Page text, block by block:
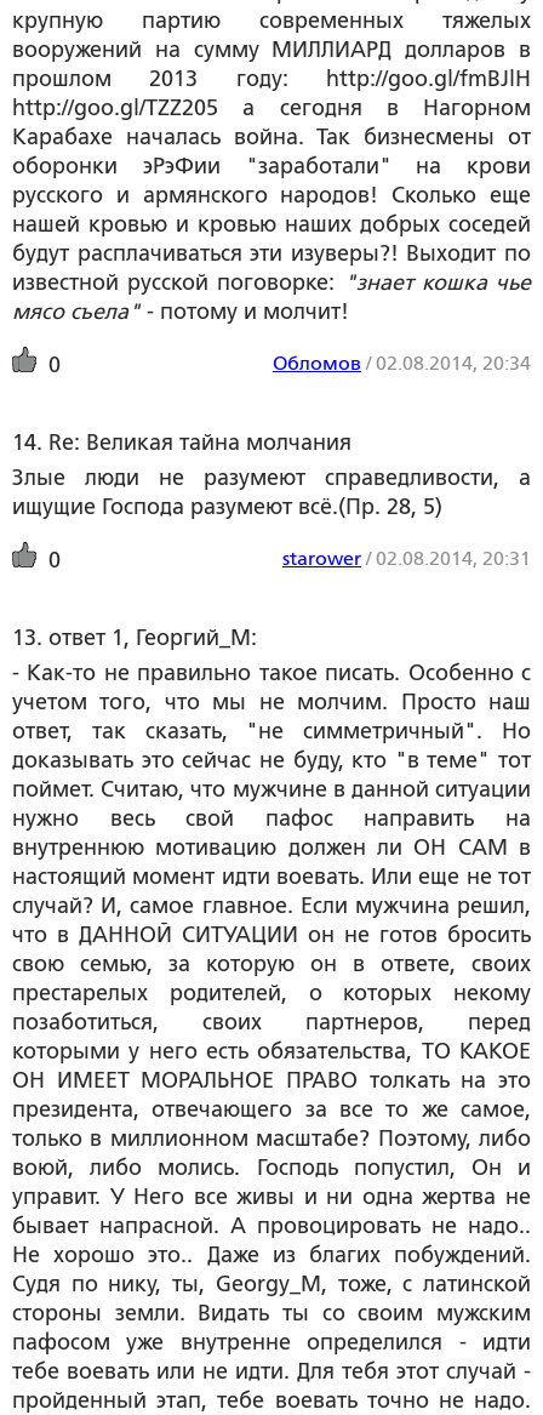
крупную партию современных тяжелых
вооружений на сумму МИЛЛИАРД долларов в
прошлом 2013 году: http://goo.gl/fmBJlH
http://goo.gl/TZZ205 а сегодня в Нагорном
Карабахе началась война. Так бизнесмены от
оборонки эРэФии "заработали" на крови
русского и армянского народов! Сколько еще
нашей кровью и кровью наших добрых соседей
будут расплачиваться эти изуверы?! Выходит по
известной русской поговорке:
"знает кошка чье
мясо съела"- потому и молчит!
0 Обломов /02.08.2014, 20:34
14. Re: Великая тайна молчания
Злые люди не разумеют справедливости, а
ищущие Господа разумеют всё.(Пр. 28, 5)
0 starower /02.08.2014, 20:31
13. ответ 1, Георгий_М:
- Как-то не правильно такое писать. Особенно с
учетом того, что мы не молчим. Просто наш
ответ, так сказать, "не симметричный". Но
доказывать это сейчас не буду, кто "в теме" тот
поймет. Считаю, что мужчине в данной ситуации
нужно весь свой пафос направить на
внутреннюю мотивацию должен ли ОН САМ в
настоящий момент идти воевать. Или еще не тот
случай? И, самое главное. Если мужчина решил,
что в ДАННОЙ СИТУАЦИИ он не готов бросить
свою семью, за которую он в ответе, своих
престарелых родителей, о которых некому
позаботиться, своих партнеров, перед
которыми у него есть обязательства, ТО КАКОЕ
ОН ИМЕЕТ МОРАЛЬНОЕ ПРАВО толкать на это
президента, отвечающего за все то же самое,
только в миллионном масштабе? Поэтому, либо
воюй, либо молись. Господь попустил, Он и
управит. У Него все живы и ни одна жертва не
бывает напрасной. А провоцировать не надо..
Не хорошо это.. Даже из благих побуждений.
Судя по нику, ты, Georgy_M, тоже, с латинской
стороны земли. Видать ты со своим мужским
пафосом уже внутренне определился - идти
тебе воевать или не идти. Для тебя этот случай -
пройденный этап, тебе воевать точно не надо.